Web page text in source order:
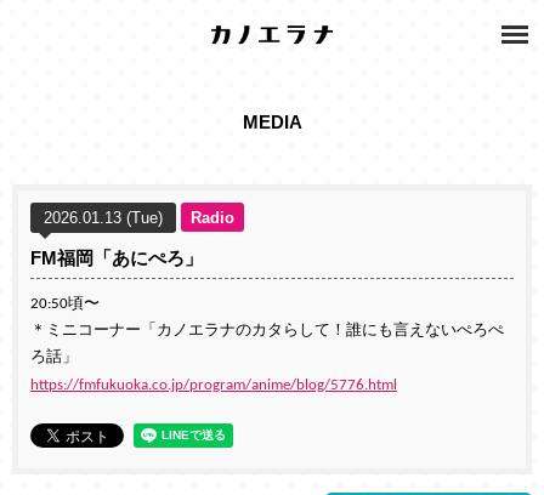
MEDIA
2026.01.13 (Tue) Radio
FM福岡「あにぺろ」
20:50頃〜
＊ミニコーナー「カノエラナのカタらして！誰にも言えないぺろぺ
ろ話」
https://fmfukuoka.co.jp/program/anime/blog/5776.html